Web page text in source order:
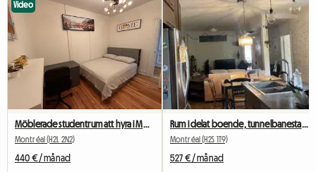
Video
Montréal (H2L 2N2)
440 € / månad
Montréal (H2S 1T9)
527 € / månad